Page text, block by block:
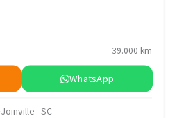
39.000 km
WhatsApp
Joinville - SC